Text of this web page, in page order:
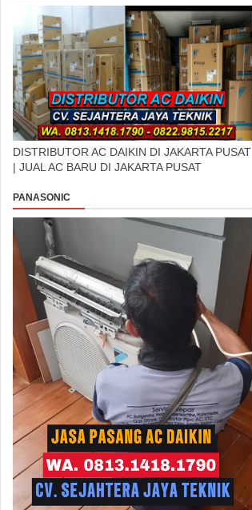
DISTRIBUTOR AC DAIKIN DI JAKARTA PUSAT
| JUAL AC BARU DI JAKARTA PUSAT
PANASONIC